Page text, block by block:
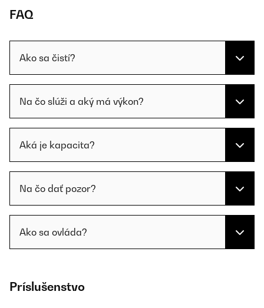
FAQ
Ako sa čistí?
Na čo slúži a aký má výkon?
Aká je kapacita?
Na čo dať pozor?
Ako sa ovláda?
Príslušenstvo